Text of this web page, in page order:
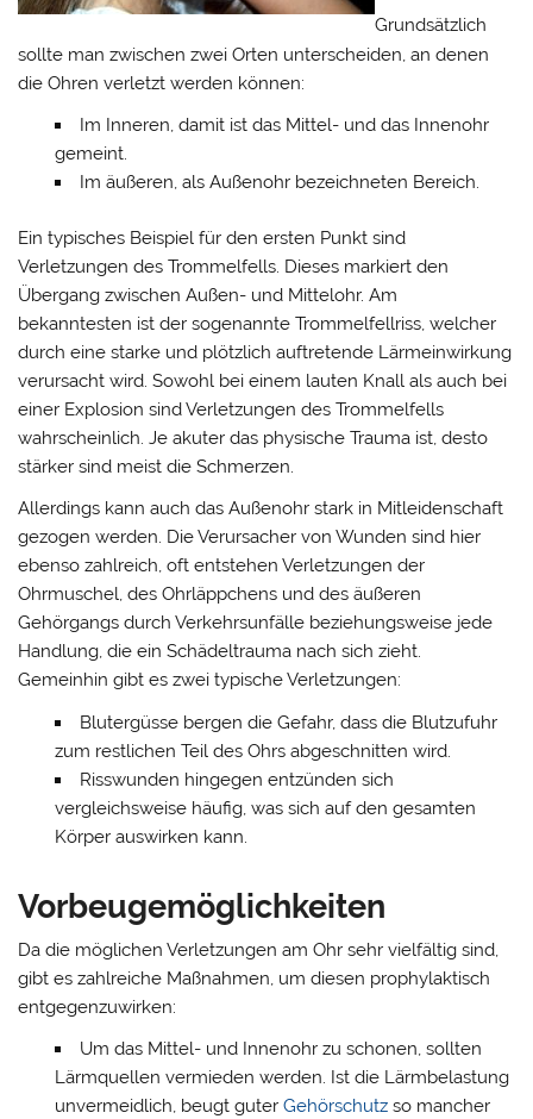
Grundsätzlich
sollte man zwischen zwei Orten unterscheiden, an denen
die Ohren verletzt werden können:
Im Inneren, damit ist das Mittel- und das Innenohr
gemeint.
Im äußeren, als Außenohr bezeichneten Bereich.
Ein typisches Beispiel für den ersten Punkt sind
Verletzungen des Trommelfells. Dieses markiert den
Übergang zwischen Außen- und Mittelohr. Am
bekanntesten ist der sogenannte Trommelfellriss, welcher
durch eine starke und plötzlich auftretende Lärmeinwirkung
verursacht wird. Sowohl bei einem lauten Knall als auch bei
einer Explosion sind Verletzungen des Trommelfells
wahrscheinlich. Je akuter das physische Trauma ist, desto
stärker sind meist die Schmerzen.
Allerdings kann auch das Außenohr stark in Mitleidenschaft
gezogen werden. Die Verursacher von Wunden sind hier
ebenso zahlreich, oft entstehen Verletzungen der
Ohrmuschel, des Ohrläppchens und des äußeren
Gehörgangs durch Verkehrsunfälle beziehungsweise jede
Handlung, die ein Schädeltrauma nach sich zieht.
Gemeinhin gibt es zwei typische Verletzungen:
Blutergüsse bergen die Gefahr, dass die Blutzufuhr
zum restlichen Teil des Ohrs abgeschnitten wird.
Risswunden hingegen entzünden sich
vergleichsweise häufig, was sich auf den gesamten
Körper auswirken kann.
Vorbeugemöglichkeiten
Da die möglichen Verletzungen am Ohr sehr vielfältig sind,
gibt es zahlreiche Maßnahmen, um diesen prophylaktisch
entgegenzuwirken:
Um das Mittel- und Innenohr zu schonen, sollten
Lärmquellen vermieden werden. Ist die Lärmbelastung
unvermeidlich, beugt guter Gehörschutzso mancher